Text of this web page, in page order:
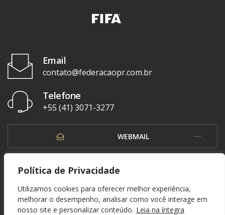
Política de Privacidade
Utilizamos cookies para oferecer melhor experiência,
melhorar o desempenho, analisar como você interage em
nosso site e personalizar conteúdo. Leia na íntegra
Email
contato@federacaopr.com.br
Telefone
+55 (41) 3071-3277
WEBMAIL
OUVIDORIA